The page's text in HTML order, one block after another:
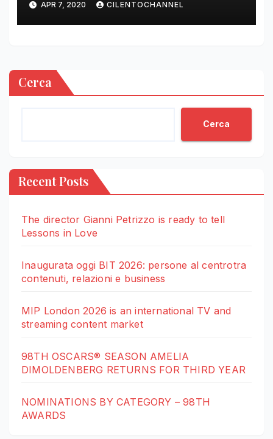
APR 7, 2020 CILENTOCHANNEL
Cerca
Cerca
Recent Posts
The director Gianni Petrizzo is ready to tell
Lessons in Love
Inaugurata oggi BIT 2026: persone al centrotra
contenuti, relazioni e business
MIP London 2026 is an international TV and
streaming content market
98TH OSCARS® SEASON AMELIA
DIMOLDENBERG RETURNS FOR THIRD YEAR
NOMINATIONS BY CATEGORY – 98TH
AWARDS